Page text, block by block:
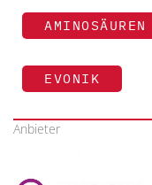
AMINOSÄUREN
EVONIK
Anbieter